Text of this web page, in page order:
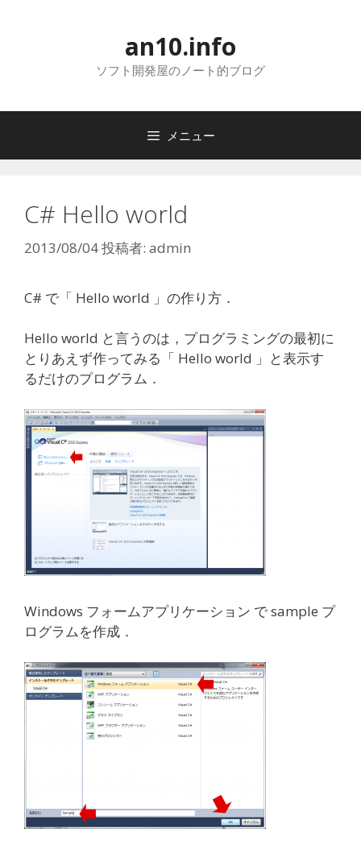
へ
an10.info
ソフト開発屋のノート的ブログ
メニュー
C# Hello world
2013/08/04投稿者: admin
C# で「 Hello world 」の作り方．
Hello world と言うのは，プログラミングの最初に
とりあえず作ってみる「 Hello world 」と表示す
るだけのプログラム．
Windows フォームアプリケーション で sample プ
ログラムを作成．